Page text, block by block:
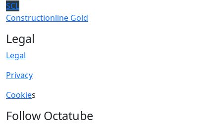
SCL
Constructionline Gold
Legal
Legal
Privacy
Cookies
Follow Octatube